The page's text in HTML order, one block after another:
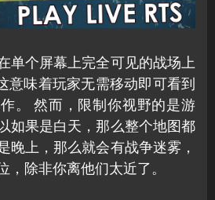
单个屏幕上完全可见的战场上
意味着玩家无需移动即可看到
。 然而，限制你视野的是游
如果是白天，那么整个地图都
晚上，那么就会有战争迷雾，
，除非你离他们太近了。